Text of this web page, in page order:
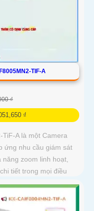
TIF-A
₫
₫
A là một Camera
ứng nhu cầu giám sát
zoom linh hoạt,
tiết trong mọi điều